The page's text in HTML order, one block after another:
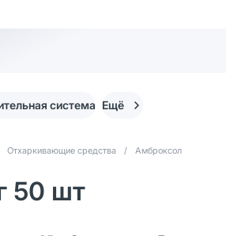
система Ещё
Отхаркивающие средства / Амброксол
50 шт